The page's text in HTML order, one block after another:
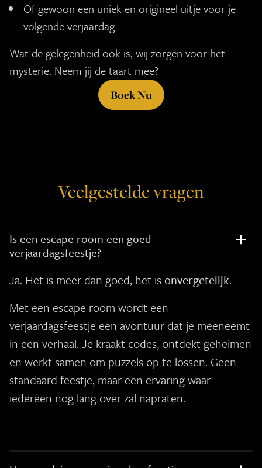
Of gewoon een uniek en origineel uitje voor je
volgende verjaardag
Wat de gelegenheid ook is, wij zorgen voor het
mysterie. Neem jij de taart mee?
Boek Nu
Veelgestelde vragen
Is een escape room een goed
verjaardagsfeestje?
Ja. Het is meer dan goed, het is onvergetelijk.
Met een escape room wordt een
verjaardagsfeestje een avontuur dat je meeneemt
in een verhaal. Je kraakt codes, ontdekt geheimen
en werkt samen om puzzels op te lossen. Geen
standaard feestje, maar een ervaring waar
iedereen nog lang over zal napraten.